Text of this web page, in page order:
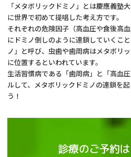
「メタボリックドミノ」とは慶應義塾
に世界で初めて提唱した考え方です。
それぞれの危険因子（高血圧や食後高
にドミノ倒しのように連鎖していくこ
ノ」と呼び、虫歯や歯周病はメタボリ
に位置するといわれています。
生活習慣病である「歯周病」と「高血
ルして、メタボリックドミノの連鎖を
う！
診療のご予約